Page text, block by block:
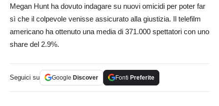
Megan Hunt ha dovuto indagare su nuovi omicidi per poter far
sì che il colpevole venisse assicurato alla giustizia. Il telefilm
americano ha ottenuto una media di 371.000 spettatori con uno
share del 2.9%.
Seguici su Google Discover Fonti Preferite